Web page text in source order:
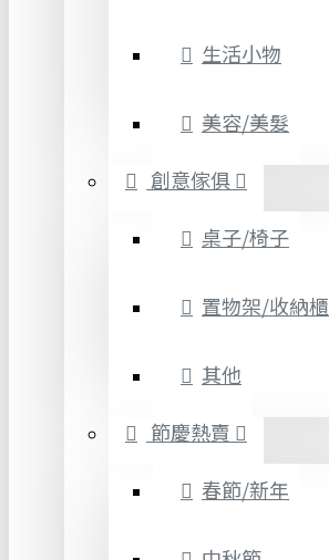
生活小物
美容/美髮
創意傢俱
桌子/椅子
置物架/收納櫃
其他
節慶熱賣
春節/新年